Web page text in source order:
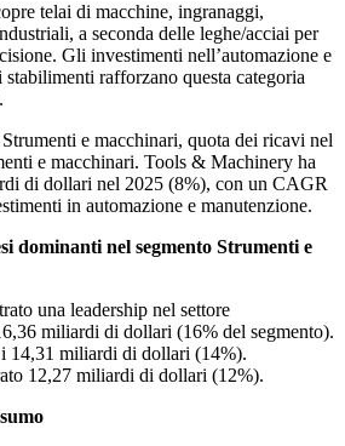
telai di macchine, ingranaggi,
a seconda delle leghe/acciai per
Gli investimenti nell’automazione e
stabilimenti rafforzano questa categoria
e macchinari, quota dei ricavi nel
e macchinari. Tools & Machinery ha
di dollari nel 2025 (8%), con un CAGR
in automazione e manutenzione.
dominanti nel segmento Strumenti e
una leadership nel settore
miliardi di dollari (16% del segmento).
14,31 miliardi di dollari (14%).
12,27 miliardi di dollari (12%).